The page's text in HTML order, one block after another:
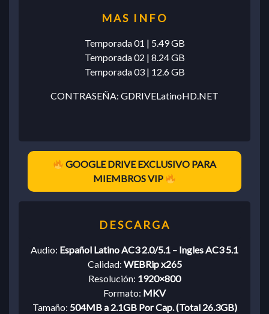
Temporada 01 | 5.49 GB
Temporada 02 | 8.24 GB
Temporada 03 | 12.6 GB
CONTRASEÑA: GDRIVELatinoHD.NET
GOOGLE DRIVE EXCLUSIVO PARA
MIEMBROS VIP
Audio: Español Latino AC3 2.0/5.1 – Ingles AC3 5.1
Calidad: WEBRip x265
Resolución: 1920×800
Formato: MKV
Tamaño: 504MB a 2.1GB Por Cap. (Total 26.3GB)